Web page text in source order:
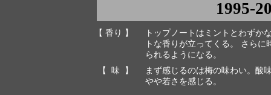
1995-
【 香り 】
トップノートはミントとわずか
トな香りが立ってくる。 さら
られるようになる。
【 味 】
まず感じるのは梅の味わい。酸
やや若さを感じる。